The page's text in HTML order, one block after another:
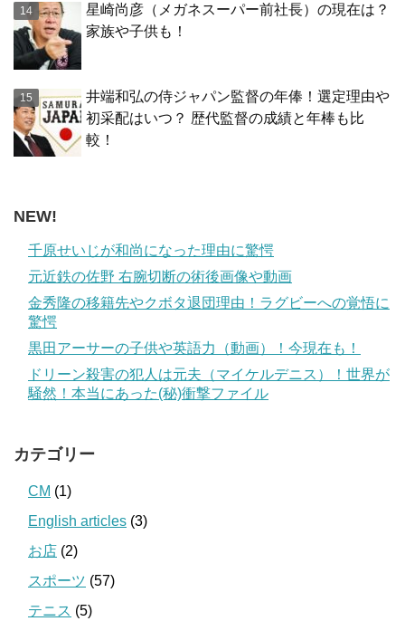
星崎尚彦（メガネスーパー前社長）の現在は？
家族や子供も！
井端和弘の侍ジャパン監督の年俸！選定理由や
初采配はいつ？ 歴代監督の成績と年棒も比
較！
NEW!
千原せいじが和尚になった理由に驚愕
元近鉄の佐野 右腕切断の術後画像や動画
金秀隆の移籍先やクボタ退団理由！ラグビーへの覚悟に
驚愕
黒田アーサーの子供や英語力（動画）！今現在も！
ドリーン殺害の犯人は元夫（マイケルデニス）！世界が
騒然！本当にあった(秘)衝撃ファイル
カテゴリー
CM (1)
English articles (3)
お店 (2)
スポーツ (57)
テニス (5)